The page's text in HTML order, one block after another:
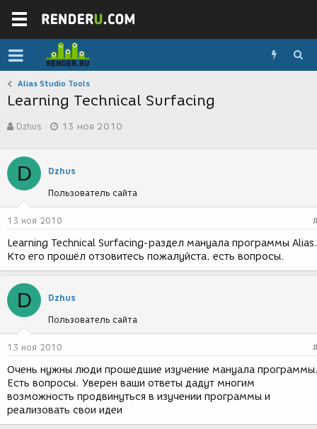
Alias Studio Tools
Learning Technical Surfacing
в
о
р
т
е
м
ы
Dzhus
а
с
з
д
а
и
я
13 ноя 2010
D Dzhus
Пользователь сайта
13 ноя 2010
Learning Technical Surfacing-раздел мануала программы Alias.
Кто его прошёл отзовитесь пожалуйста, есть вопросы.
D Dzhus
Пользователь сайта
13 ноя 2010
Очень нужны люди прошедшие изучение мануала
Есть вопросы. Уверен ваши ответы дадут многим
возможность продвинуться в изучении программы и
реализовать свои идеи